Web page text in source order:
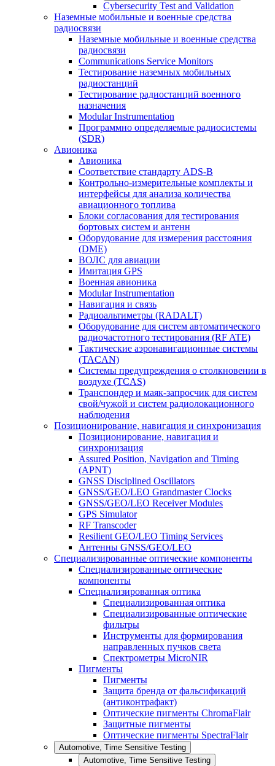
Cybersecurity Test and Validation
Наземные мобильные и военные средства
радиосвязи
Наземные мобильные и военные средства
радиосвязи
Communications Service Monitors
Тестирование наземных мобильных
радиостанций
Тестирование радиостанций военного
назначения
Modular Instrumentation
Программно определяемые радиосистемы
(SDR)
Авионика
Авионика
Соответствие стандарту ADS-B
Контрольно-измерительные комплекты и
интерфейсы для анализа количества
авиационного топлива
Блоки согласования для тестирования
бортовых систем и антенн
Оборудование для измерения расстояния
(DME)
ВОЛС для авиации
Имитация GPS
Военная авионика
Modular Instrumentation
Навигация и связь
Радиоальтиметры (RADALT)
Оборудование для систем автоматического
радиочастотного тестирования (RF ATE)
Тактические аэронавигационные системы
(TACAN)
Системы предупреждения о столкновении в
воздухе (TCAS)
Транспондер и маяк-запросчик для систем
свой/чужой и систем радиолокационного
наблюдения
Позиционирование, навигация и синхронизация
Позиционирование, навигация и
синхронизация
Assured Position, Navigation and Timing
(APNT)
GNSS Disciplined Oscillators
GNSS/GEO/LEO Grandmaster Clocks
GNSS/GEO/LEO Receiver Modules
GPS Simulator
RF Transcoder
Resilient GEO/LEO Timing Services
Антенны GNSS/GEO/LEO
Специализированные оптические компоненты
Специализированные оптические
компоненты
Специализированная оптика
Специализированная оптика
Специализированные оптические
фильтры
Инструменты для формирования
направленных пучков света
Спектрометры MicroNIR
Пигменты
Пигменты
Защита бренда от фальсификаций
(антиконтрафакт)
Оптические пигменты ChromaFlair
Защитные пигменты
Оптические пигменты SpectraFlair
Automotive, Time Sensitive Testing
Automotive, Time Sensitive Testing